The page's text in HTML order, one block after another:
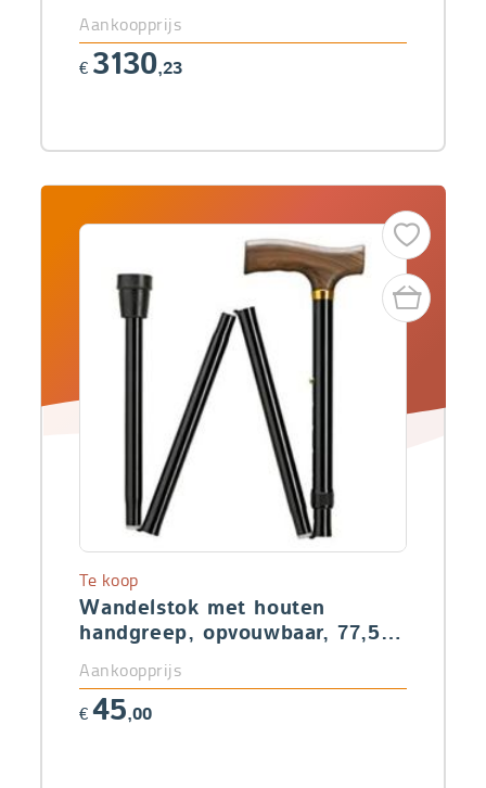
Aankoopprijs
€ 3130,23
Wandelstok met houten
handgreep, opvouwbaar, 77,5 -
87,5 cm
Te koop
Aankoopprijs
€ 45,00